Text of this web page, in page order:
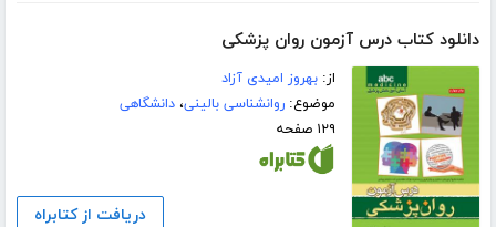
دانلود کتاب درس آزمون روان پزشکی
از:بهروز امیدی آزاد
موضوع:روانشناسی بالینی،دانشگاهی
۱۲۹ صفحه
دریافت از کتابراه